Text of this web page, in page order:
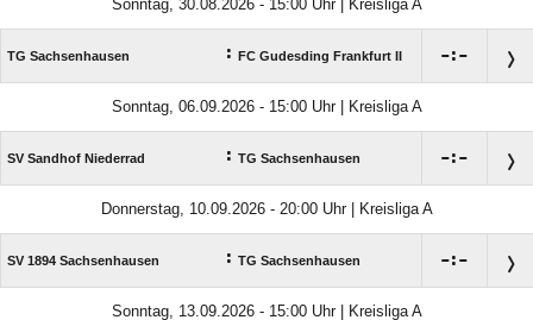
Sonntag, 30.08.2026 - 15:00 Uhr | Kreisliga A
TG Sachsenhausen : FC Gudesding Frankfurt II :
Sonntag, 06.09.2026 - 15:00 Uhr | Kreisliga A
SV Sandhof Niederrad : TG Sachsenhausen :
Donnerstag, 10.09.2026 - 20:00 Uhr | Kreisliga A
SV 1894 Sachsenhausen : TG Sachsenhausen :
Sonntag, 13.09.2026 - 15:00 Uhr | Kreisliga A